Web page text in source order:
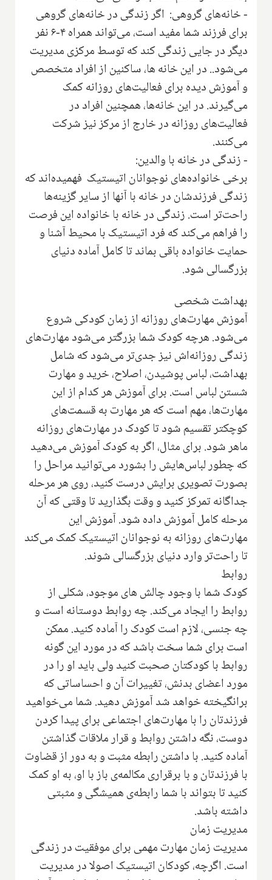
- خانه‌های گروهی: اگر زندگی در خانه‌های گروهی
برای فرزند شما مفید است، می‌تواند همراه ۴-۶ نفر
دیگر در جایی زندگی کند که توسط مرکزی مدیریت
می‌شود.. در این خانه ها، ساکنین از افراد متخصص
و آموزش دیده برای فعالیت‌های روزانه کمک
می‌گیرند. در این خانه‌ها، همچنین افراد در
فعالیت‌های روزانه در خارج از مرکز نیز شرکت
می‌کنند.
- زندگی در خانه با والدین:
برخی خانواده‌های نوجوانان اتیستیک فهمیده‌اند که
زندگی فرزندشان در خانه با آنها از سایر گزینه‌ها
راحت‌تر است. زندگی در خانه با خانواده این فرصت
را فراهم می‌کند که فرد اتیستیک با محیط آشنا و
حمایت خانواده باقی بماند تا کامل آماده دنیای
بزرگسالی شود.
بهداشت شخصی
آموزش مهارت‌های روزانه از زمان کودکی شروع
می‌شود. هرچه کودک شما بزرگتر می‌شود مهارت‌های
زندگی روزانه‌اش نیز جدی‌تر می‌شود که شامل
بهداشت، لباس پوشیدن، اصلاح، خرید و مهارت
شستن لباس است. برای آموزش هر کدام از این
مهارت‌ها، مهم است که هر مهارت به قسمت‌های
کوچکتر تقسیم شود تا کودک در مهارت‌های روزانه
ماهر شود. برای مثال، اگر به کودک آموزش می‌دهید
که چطور لباس‌هایش را بشورد می‌توانید مراحل را
بصورت تصویری برایش درست کنید، روی هر مرحله
جداگانه تمرکز کنید و وقت بگذارید تا وقتی که آن
مرحله کامل آموزش داده شود. آموزش این
مهارت‌های روزانه به نوجوانان اتیستیک کمک می‌کند
تا راحت‌تر وارد دنیای بزرگسالی شوند.
روابط
کودک شما با وجود چالش های موجود،‌ شکلی از
روابط را ایجاد می‌کند. چه روابط دوستانه است و
چه جنسی، لازم است کودک را آماده کنید. ممکن
است برای شما سخت باشد که در مورد این گونه
روابط با کودکتان صحبت کنید ولی باید او را در
مورد اعضای بدنش، تغییرات آن و احساساتی که
برانگیخته خواهد شد آموزش دهید. شما می‌خواهید
فرزندتان را با مهارت‌های اجتماعی برای پیدا کردن
دوست، نگه داشتن روابط و قرار ملاقات گذاشتن
آماده کنید. با داشتن رابطه مثبت و به دور از قضاوت
با فرزندتان و با برقراری مکالمه‌ی باز با او، به او کمک
کنید تا بتواند با شما رابطه‌ی همیشگی و مثبتی
داشته باشد.
مدیریت زمان
مدیریت زمان مهارت مهمی برای موفقیت در زندگی
است. اگرچه، کودکان اتیستیک اصولا در مدیریت